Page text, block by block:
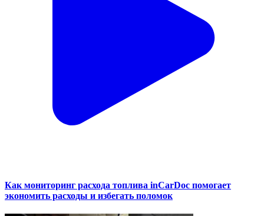
Как мониторинг расхода топлива inCarDoc помогает
экономить расходы и избегать поломок